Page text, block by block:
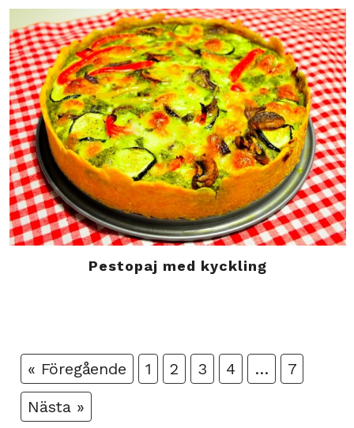
Pestopaj med kyckling
« Föregående 1 2 3 4 …
7
Nästa »